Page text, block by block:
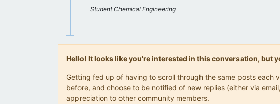
Student Chemical Engineering
Hello! It looks like you're interested in this conversation, but
Getting fed up of having to scroll through the same posts
before, and choose to be notified of new replies (either via
appreciation to other community members.